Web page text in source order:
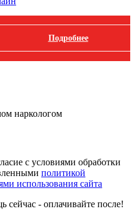
Подробнее
наркологом
с условиями обработки
политикой
использования сайта
- оплачивайте после!